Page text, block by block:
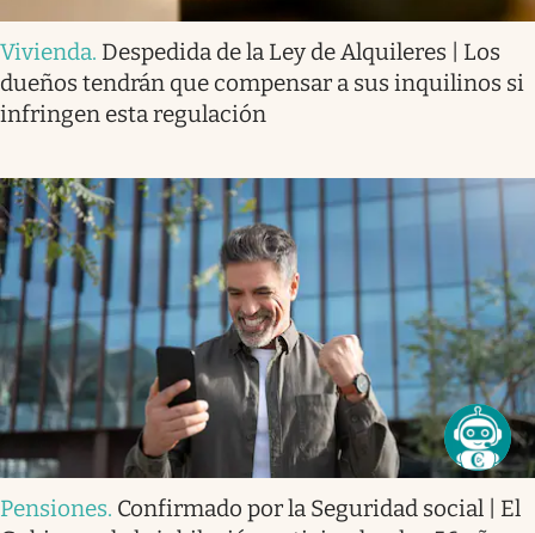
Vivienda. Despedida de la Ley de Alquileres | Los
dueños tendrán que compensar a sus inquilinos si
infringen esta regulación
Pensiones. Confirmado por la Seguridad social | El